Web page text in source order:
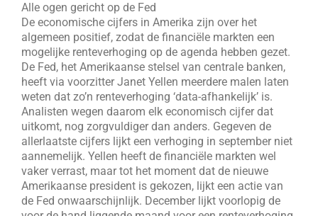
Alle ogen gericht op de Fed
De economische cijfers in Amerika zijn over het
algemeen positief, zodat de financiële markten een
mogelijke renteverhoging op de agenda hebben gezet.
De Fed, het Amerikaanse stelsel van centrale banken,
heeft via voorzitter Janet Yellen meerdere malen laten
weten dat zo’n renteverhoging ‘data-afhankelijk’ is.
Analisten wegen daarom elk economisch cijfer dat
uitkomt, nog zorgvuldiger dan anders. Gegeven de
allerlaatste cijfers lijkt een verhoging in september niet
aannemelijk. Yellen heeft de financiële markten wel
vaker verrast, maar tot het moment dat de nieuwe
Amerikaanse president is gekozen, lijkt een actie van
de Fed onwaarschijnlijk. December lijkt voorlopig de